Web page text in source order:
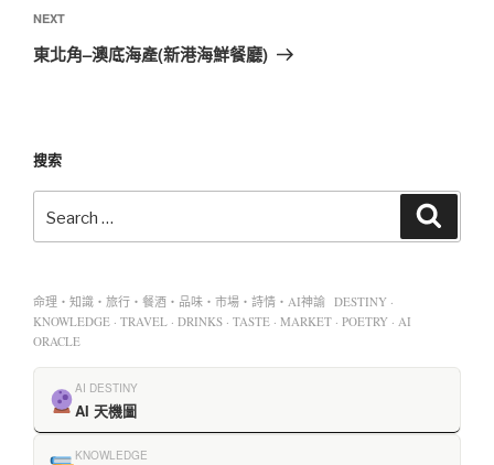
NEXT
東北角–澳底海產(新港海鮮餐廳)
搜索
命理・知識・旅行・餐酒・品味・市場・詩情・AI神諭 DESTINY ·
KNOWLEDGE · TRAVEL · DRINKS · TASTE · MARKET · POETRY · AI
ORACLE
AI DESTINY
AI 天機圖
KNOWLEDGE